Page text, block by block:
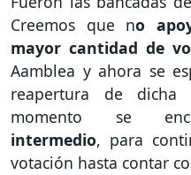
Creemos que no
mayor cantidad de
Aamblea y ahora se
reapertura de
momento se
intermedio, para
votación hasta contar